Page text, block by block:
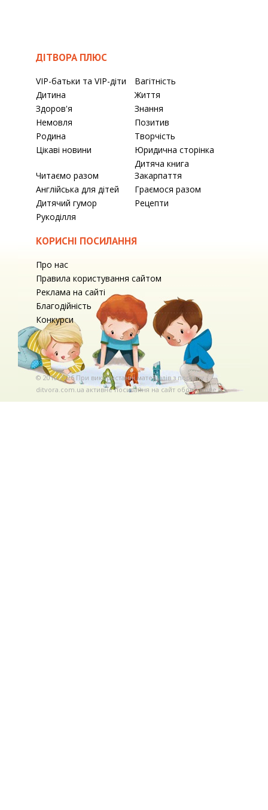
ДІТВОРА ПЛЮС
VIP-батьки та VIP-діти
Вагітність
Дитина
Життя
Здоров'я
Знання
Немовля
Позитив
Родина
Творчість
Цікаві новини
Юридична сторінка
Читаємо разом
Дитяча книга
Закарпаття
Англійська для дітей
Граємося разом
Дитячий гумор
Рецепти
Рукоділля
КОРИСНІ ПОСИЛАННЯ
Про нас
Правила користування сайтом
Реклама на сайті
Благодійність
Конкурси
© 2010-2026 При використаннi матерiалiв з порталу
ditvora.com.ua активне посилання на сайт обов'язкове. .